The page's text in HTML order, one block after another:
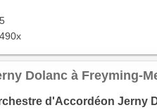
Dolanc à Freyming-
d'Accordéon Jerny